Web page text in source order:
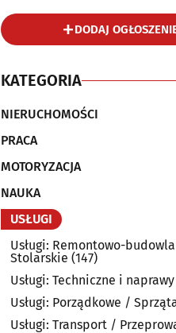
DODAJ
KATEGORIA
NIERUCHOMOŚCI
PRACA
MOTORYZACJA
NAUKA
USŁUGI
Usługi: Remontowo-
Stolarskie (147)
Usługi: Techniczne i naprawy
Usługi: Porządkowe /
Usługi: Transport /